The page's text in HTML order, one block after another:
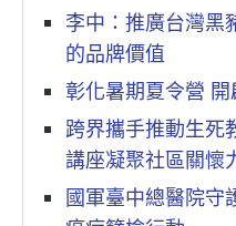
李中：推廣台灣黑
的品牌價值
彰化暑期夏令營
跨界攜手推動生死
講座凝聚社區關懷
國軍臺中總醫院守